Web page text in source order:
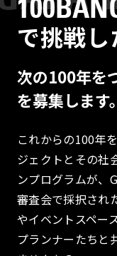
で挑戦
次の100年を
を募集します。
これからの100年
ジェクトとその社
ンプログラムが、
審査会で採択され
やイベントスペー
プランナーたちと